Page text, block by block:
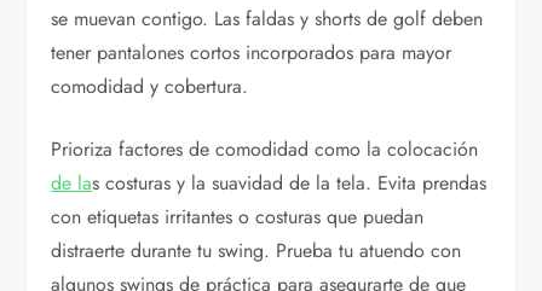
se muevan contigo. Las faldas y shorts de golf deben
tener pantalones cortos incorporados para mayor
comodidad y cobertura.
Prioriza factores de comodidad como la colocación
de las costuras y la suavidad de la tela. Evita prendas
con etiquetas irritantes o costuras que puedan
distraerte durante tu swing. Prueba tu atuendo con
algunos swings de práctica para asegurarte de que